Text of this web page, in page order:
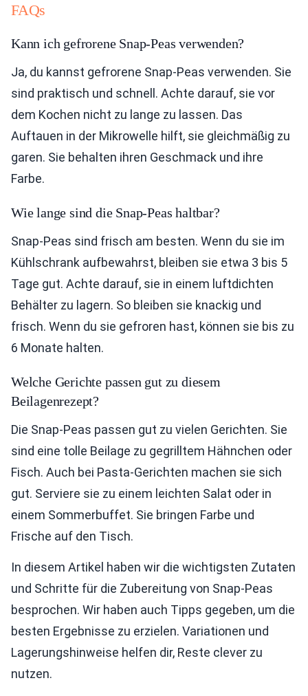
FAQs
Kann ich gefrorene Snap-Peas verwenden?
Ja, du kannst gefrorene Snap-Peas verwenden. Sie
sind praktisch und schnell. Achte darauf, sie vor
dem Kochen nicht zu lange zu lassen. Das
Auftauen in der Mikrowelle hilft, sie gleichmäßig zu
garen. Sie behalten ihren Geschmack und ihre
Farbe.
Wie lange sind die Snap-Peas haltbar?
Snap-Peas sind frisch am besten. Wenn du sie im
Kühlschrank aufbewahrst, bleiben sie etwa 3 bis 5
Tage gut. Achte darauf, sie in einem luftdichten
Behälter zu lagern. So bleiben sie knackig und
frisch. Wenn du sie gefroren hast, können sie bis zu
6 Monate halten.
Welche Gerichte passen gut zu diesem
Beilagenrezept?
Die Snap-Peas passen gut zu vielen Gerichten. Sie
sind eine tolle Beilage zu gegrilltem Hähnchen oder
Fisch. Auch bei Pasta-Gerichten machen sie sich
gut. Serviere sie zu einem leichten Salat oder in
einem Sommerbuffet. Sie bringen Farbe und
Frische auf den Tisch.
In diesem Artikel haben wir die wichtigsten Zutaten
und Schritte für die Zubereitung von Snap-Peas
besprochen. Wir haben auch Tipps gegeben, um die
besten Ergebnisse zu erzielen. Variationen und
Lagerungshinweise helfen dir, Reste clever zu
nutzen.